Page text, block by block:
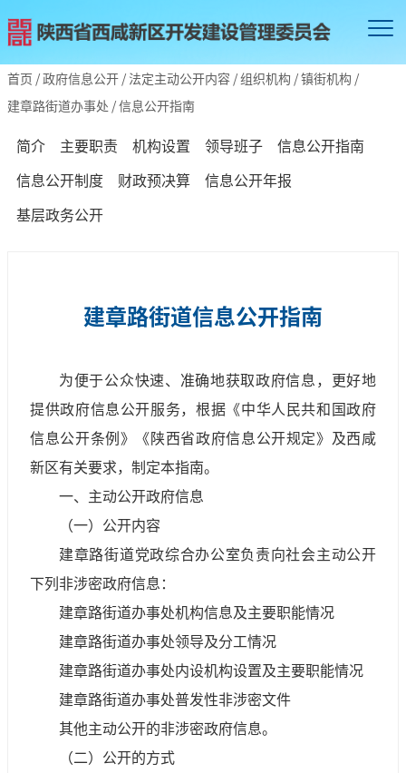
首页 /政府信息公开 / 法定主动公开内容 /组织机构 /镇街机构 /
建章路街道办事处 /信息公开指南
简介 主要职责 机构设置 领导班子
信息公开指南
信息公开制度
财政预决算
信息公开年报
基层政务公开
建章路街道信息公开指南
为便于公众快速、准确地获取政府信息，更好地
提供政府信息公开服务，根据《中华人民共和国政府
信息公开条例》《陕西省政府信息公开规定》及西咸
新区有关要求，制定本指南。
一、主动公开政府信息
（一）公开内容
建章路街道党政综合办公室负责向社会主动公开
下列非涉密政府信息：
建章路街道办事处机构信息及主要职能情况
建章路街道办事处领导及分工情况
建章路街道办事处内设机构设置及主要职能情况
建章路街道办事处普发性非涉密文件
其他主动公开的非涉密政府信息。
（二）公开的方式